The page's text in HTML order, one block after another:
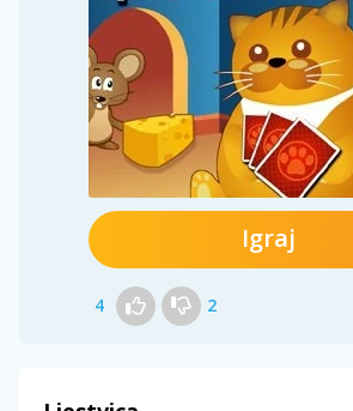
Igraj
4 2